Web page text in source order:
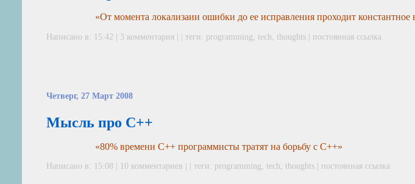
«От момента локализаии ошибки до ее исправления проходит константное
Написано в: 15:42 | 3 комментария | | теги: programming tech thoughts | постоянная ссылка
Четверг, 27 Март 2008
Мысль про C++
«80% времени C++ программисты тратят на борьбу с C++»
Написано в: 15:08 | 10 комментариев | | теги: programming tech thoughts | постоянная ссылка